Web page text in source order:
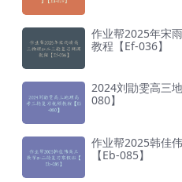
作业帮2025年宋
教程【Ef-036】
2024刘勖雯高三
080】
作业帮2025韩佳
【Eb-085】